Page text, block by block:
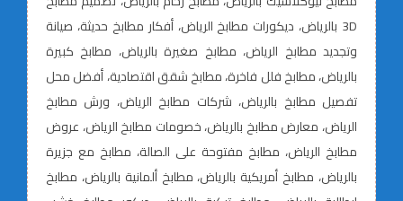
3D بالرياض، ديكورات مطابخ الرياض، أفكار مطابخ حديثة، صيانة
وتجديد مطابخ الرياض، مطابخ صغيرة بالرياض، مطابخ كبيرة
بالرياض، مطابخ فلل فاخرة، مطابخ شقق اقتصادية، أفضل محل
تفصيل مطابخ بالرياض، شركات مطابخ الرياض، ورش مطابخ
الرياض، معارض مطابخ بالرياض، خصومات مطابخ الرياض، عروض
مطابخ الرياض، مطابخ مفتوحة على الصالة، مطابخ مع جزيرة
بالرياض، مطابخ أمريكية بالرياض، مطابخ ألمانية بالرياض، مطابخ